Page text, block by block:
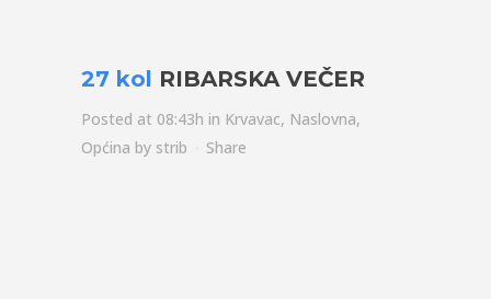
27 kol RIBARSKA VEČER
Posted at 08:43h in Krvavac, Naslovna,
Općina by strib Share